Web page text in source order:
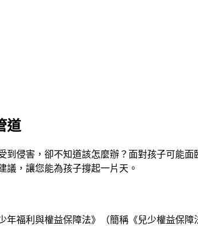
道
侵害，卻不知道該怎麼辦？面對孩子可能
議，讓您能為孩子撐起一片天。
福利與權益保障法》（簡稱《兒少權益保